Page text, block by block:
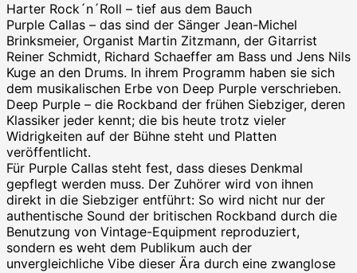
Harter Rock´n´Roll – tief aus dem Bauch
Purple Callas – das sind der Sänger Jean-Michel
Brinksmeier, Organist Martin Zitzmann, der Gitarrist
Reiner Schmidt, Richard Schaeffer am Bass und Jens Nils
Kuge an den Drums. In ihrem Programm haben sie sich
dem musikalischen Erbe von Deep Purple verschrieben.
Deep Purple – die Rockband der frühen Siebziger, deren
Klassiker jeder kennt; die bis heute trotz vieler
Widrigkeiten auf der Bühne steht und Platten
veröffentlicht.
Für Purple Callas steht fest, dass dieses Denkmal
gepflegt werden muss. Der Zuhörer wird von ihnen
direkt in die Siebziger entführt: So wird nicht nur der
authentische Sound der britischen Rockband durch die
Benutzung von Vintage-Equipment reproduziert,
sondern es weht dem Publikum auch der
unvergleichliche Vibe dieser Ära durch eine zwanglose